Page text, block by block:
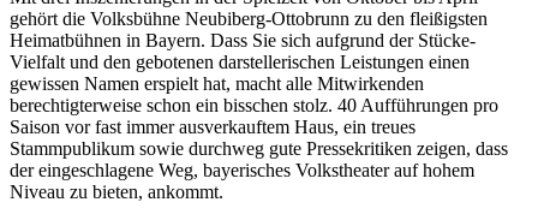
gehört die Volksbühne Neubiberg-Ottobrunn zu den fleißigsten
Heimatbühnen in Bayern. Dass Sie sich aufgrund der Stücke-
Vielfalt und den gebotenen darstellerischen Leistungen einen
gewissen Namen erspielt hat, macht alle Mitwirkenden
berechtigterweise schon ein bisschen stolz. 40 Aufführungen pro
Saison vor fast immer ausverkauftem Haus, ein treues
Stammpublikum sowie durchweg gute Pressekritiken zeigen, dass
der eingeschlagene Weg, bayerisches Volkstheater auf hohem
Niveau zu bieten, ankommt.